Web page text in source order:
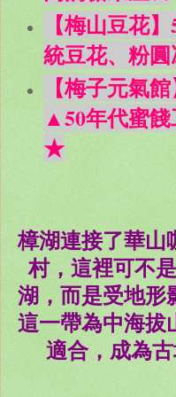
【梅山豆花
統豆花、粉
【梅子元氣
▲50年代蜜
★
樟湖連接了華山
村，這裡可不
湖，而是受地形
這一帶為中海拔
適合，成為